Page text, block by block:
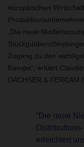
europäischen
„Die neue
Zugang zu den
Europa“, erklärt
DACHSER & FERCAM
“Die neue
erleichtert